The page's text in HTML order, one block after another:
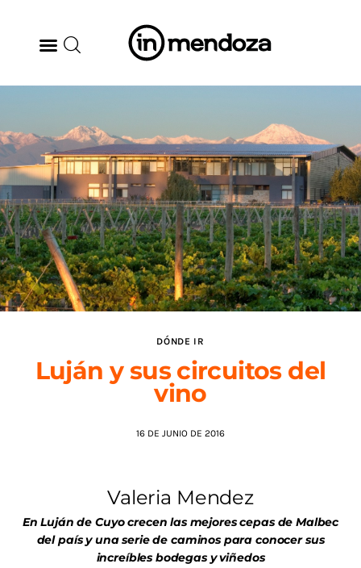
GASTRONOMÍA
ARTE & CULTURA
MÚSICA
DÓNDE IR
TENDENCIAS
DÓNDE IR
Luján y sus circuitos del
vino
16 DE JUNIO DE 2016
Valeria Mendez
En Luján de Cuyo crecen las mejores cepas de Malbec
del país y una serie de caminos para conocer sus
increíbles bodegas y viñedos